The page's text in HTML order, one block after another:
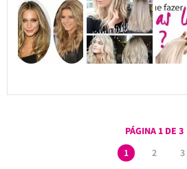
PÁGINA 1 DE 3
1
2 3